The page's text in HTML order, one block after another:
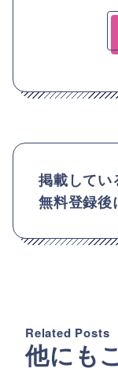
掲載してい
無料登録後
Related Posts
他にも